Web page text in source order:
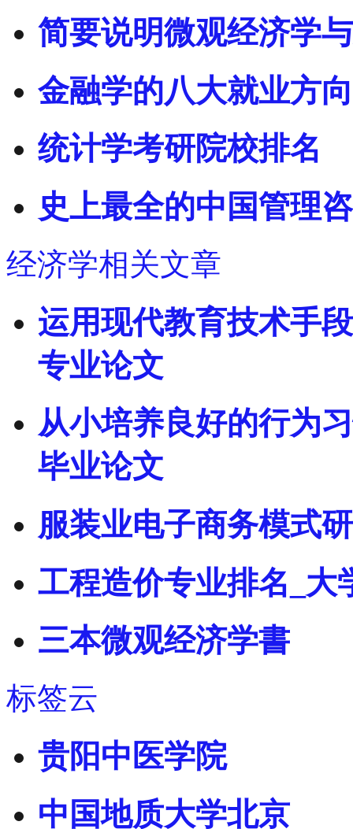
简要说明微观经济学
金融学的八大就业方
统计学考研院校排名
史上最全的中国管理
经济学相关文章
运用现代教育技术手
专业论文
从小培养良好的行为
毕业论文
服装业电子商务模式
工程造价专业排名_大
三本微观经济学書
标签云
贵阳中医学院
中国地质大学北京